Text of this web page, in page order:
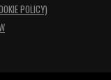
POLICY)